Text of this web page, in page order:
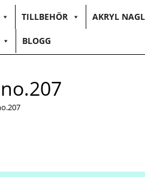
TILLBEHÖR AKRYL
BLOGG